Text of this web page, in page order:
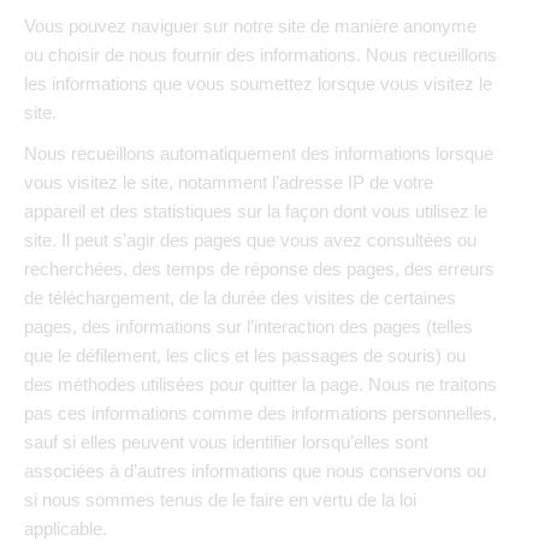
Vous pouvez naviguer sur notre site de manière anonyme
ou choisir de nous fournir des informations. Nous recueillons
les informations que vous soumettez lorsque vous visitez le
site.
Nous recueillons automatiquement des informations lorsque
vous visitez le site, notamment l’adresse IP de votre
appareil et des statistiques sur la façon dont vous utilisez le
site. Il peut s’agir des pages que vous avez consultées ou
recherchées, des temps de réponse des pages, des erreurs
de téléchargement, de la durée des visites de certaines
pages, des informations sur l’interaction des pages (telles
que le défilement, les clics et les passages de souris) ou
des méthodes utilisées pour quitter la page. Nous ne traitons
pas ces informations comme des informations personnelles,
sauf si elles peuvent vous identifier lorsqu’elles sont
associées à d’autres informations que nous conservons ou
si nous sommes tenus de le faire en vertu de la loi
applicable.